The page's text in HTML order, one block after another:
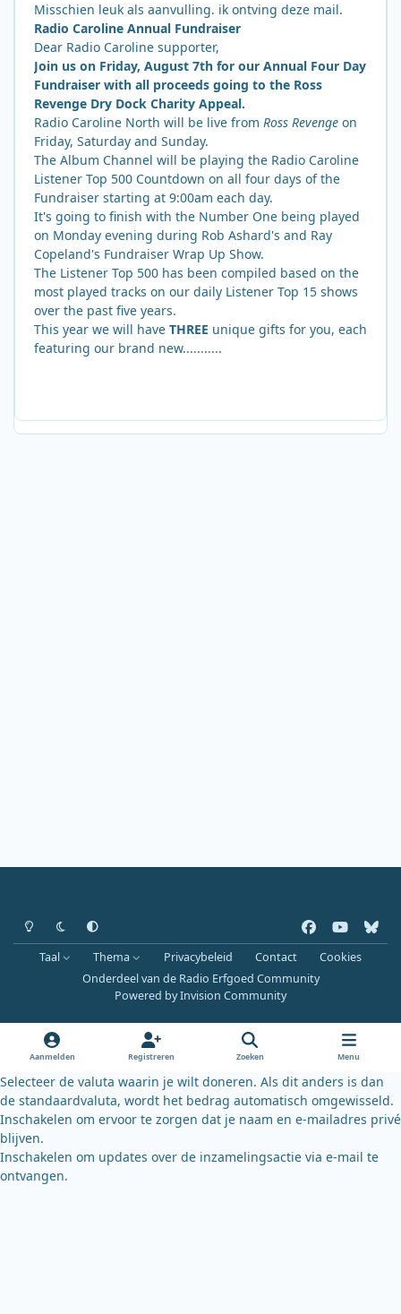
Misschien leuk als aanvulling. ik ontving deze mail.
Radio Caroline Annual Fundraiser
Dear Radio Caroline supporter,
Join us on Friday, August 7th for our Annual Four Day
Fundraiser with all proceeds going to the Ross
Revenge Dry Dock Charity Appeal.
Radio Caroline North will be live from Ross Revenge on
Friday, Saturday and Sunday.
The Album Channel will be playing the Radio Caroline
Listener Top 500 Countdown on all four days of the
Fundraiser starting at 9:00am each day.
It's going to finish with the Number One being played
on Monday evening during Rob Ashard's and Ray
Copeland's Fundraiser Wrap Up Show.
The Listener Top 500 has been compiled based on the
most played tracks on our daily Listener Top 15 shows
over the past five years.
This year we will have THREE unique gifts for you, each
featuring our brand new...........
Heldere modus
Donkere modus
Systeemvoorkeur
a
c
e
o
k
o
u
b
b
l
u
k
y
Taal Thema Privacybeleid Contact
Cookies
Onderdeel van de Radio Erfgoed Community
Powered byInvision Community
Aanmelden Registreren Zoeken Menu
Selecteer de valuta waarin je wilt doneren. Als dit anders is dan
de standaardvaluta, wordt het bedrag automatisch omgewisseld.
Inschakelen om ervoor te zorgen dat je naam en e-mailadres privé
blijven.
Inschakelen om updates over de inzamelingsactie via e-mail te
ontvangen.